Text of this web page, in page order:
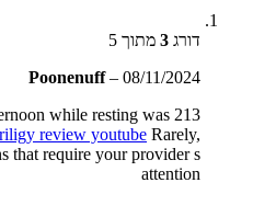
דורג 3 מתוך 5
Poonenuff– 08/11/2024
while resting was 213
review youtube Rarely,
that require your provider s
attention